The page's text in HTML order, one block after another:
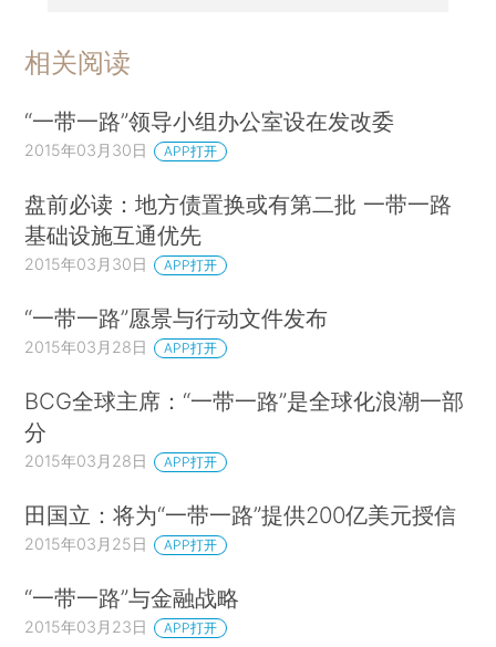
相关阅读
“一带一路”领导小组办公室设在发改委
2015年03月30日 APP打开
盘前必读：地方债置换或有第二批 一带一路
基础设施互通优先
2015年03月30日 APP打开
“一带一路”愿景与行动文件发布
2015年03月28日 APP打开
BCG全球主席：“一带一路”是全球化浪潮一部
分
2015年03月28日 APP打开
田国立：将为“一带一路”提供200亿美元授信
2015年03月25日 APP打开
“一带一路”与金融战略
2015年03月23日 APP打开